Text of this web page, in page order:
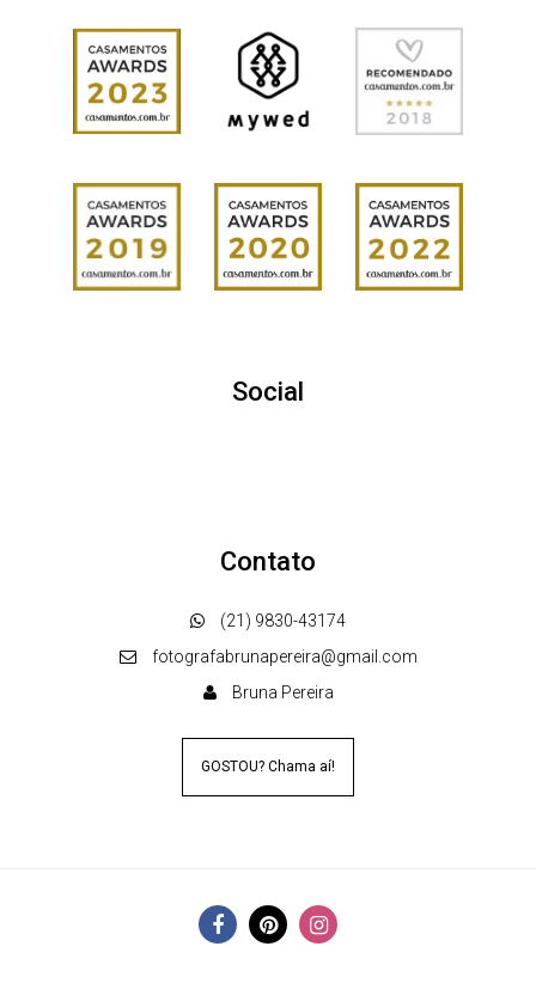
Social
Contato
(21) 9830-43174
fotografabrunapereira@gmail.com
Bruna Pereira
GOSTOU? Chama aí!